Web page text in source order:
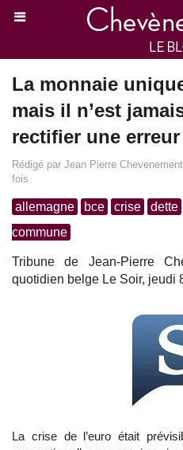
La monnaie
mais il n’est
rectifier une erreur
Rédigé par Jean Pierre
fois
allemagne bce crise dette
commune
Tribune de Jean-Pierre
quotidien belge Le Soir, jeudi
La crise de l’euro était